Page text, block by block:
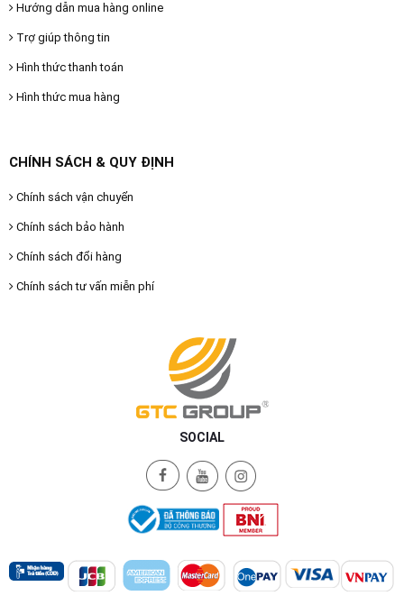
Hướng dẫn mua hàng online
Trợ giúp thông tin
Hình thức thanh toán
Hình thức mua hàng
CHÍNH SÁCH & QUY ĐỊNH
Chính sách vận chuyển
Chính sách bảo hành
Chính sách đổi hàng
Chính sách tư vấn miễn phí
SOCIAL